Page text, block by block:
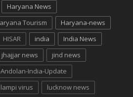
Haryana News
Tourism
Haryana-news
HISAR india
India News
jhajjar news
jind news
India-Update
lampi virus lucknow news